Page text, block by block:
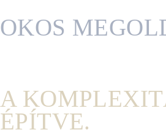
működést.
OKOS
A
ÉPÍTVE.